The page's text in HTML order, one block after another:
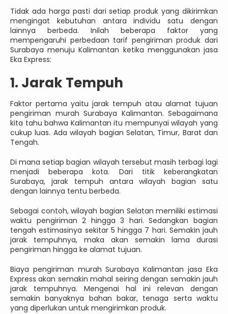
Tidak ada harga pasti dari setiap produk yang dikirimkan
mengingat kebutuhan antara individu satu dengan
lainnya berbeda. Inilah beberapa faktor yang
mempengaruhi perbedaan tarif pengiriman produk dari
Surabaya menuju Kalimantan ketika menggunakan jasa
Eka Express:
1. Jarak Tempuh
Faktor pertama yaitu jarak tempuh atau alamat tujuan
pengiriman murah Surabaya Kalimantan. Sebagaimana
kita tahu bahwa Kalimantan itu mempunyai wilayah yang
cukup luas. Ada wilayah bagian Selatan, Timur, Barat dan
Tengah.
Di mana setiap bagian wilayah tersebut masih terbagi lagi
menjadi beberapa kota. Dari titik keberangkatan
Surabaya, jarak tempuh antara wilayah bagian satu
dengan lainnya tentu berbeda.
Sebagai contoh, wilayah bagian Selatan memiliki estimasi
waktu pengiriman 2 hingga 3 hari. Sedangkan bagian
tengah estimasinya sekitar 5 hingga 7 hari. Semakin jauh
jarak tempuhnya, maka akan semakin lama durasi
pengiriman hingga ke alamat tujuan.
Biaya pengiriman murah Surabaya Kalimantan jasa Eka
Express akan semakin mahal seiring dengan semakin jauh
jarak tempuhnya. Mengenai hal ini relevan dengan
semakin banyaknya bahan bakar, tenaga serta waktu
yang diperlukan untuk mengirimkan produk.